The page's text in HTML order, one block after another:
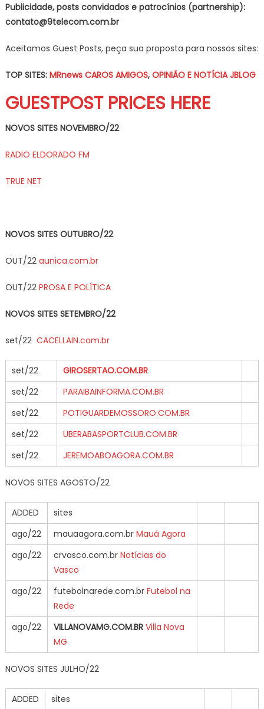
Publicidade, posts convidados e patrocínios (partnership):
contato@9telecom.com.br
Aceitamos Guest Posts, peça sua proposta para nossos sites:
TOP SITES: MRnews CAROS AMIGOS, OPINIÃO E NOTÍCIA JBLOG
GUESTPOST PRICES HERE
NOVOS SITES NOVEMBRO/22
RADIO ELDORADO FM
TRUE NET
NOVOS SITES OUTUBRO/22
OUT/22 aunica.com.br
OUT/22 PROSA E POLÍTICA
NOVOS SITES SETEMBRO/22
set/22 CACELLAIN.com.br
set/22
GIROSERTAO.COM.BR
set/22
PARAIBAINFORMA.COM.BR
set/22
POTIGUARDEMOSSORO.COM.BR
set/22
UBERABASPORTCLUB.COM.BR
set/22
JEREMOABOAGORA.COM.BR
NOVOS SITES AGOSTO/22
ADDED
sites
ago/22
mauaagora.com.br Mauá Agora
ago/22
crvasco.com.br Notícias do
Vasco
ago/22
futebolnarede.com.br Futebol na
Rede
ago/22
VILLANOVAMG.COM.BR Villa Nova
MG
NOVOS SITES JULHO/22
ADDED
sites